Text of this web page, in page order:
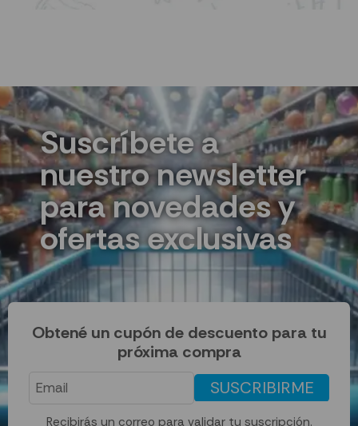
Suscríbete a
nuestro newsletter
para novedades y
ofertas exclusivas
Obtené un cupón de descuento para tu
próxima compra
SUSCRIBIRME
Recibirás un correo para validar tu suscripción.